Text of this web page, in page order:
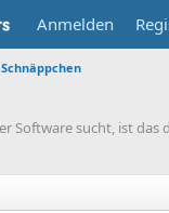
Anmelden
Software sucht, ist das